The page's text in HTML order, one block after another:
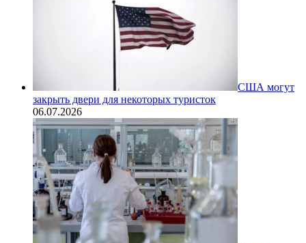
США могут
закрыть двери для некоторых туристок
06.07.2026